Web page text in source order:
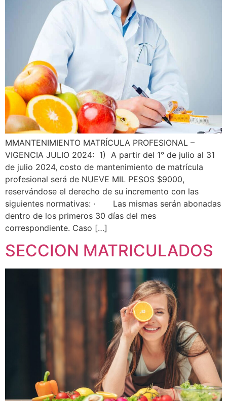
MMANTENIMIENTO MATRÍCULA PROFESIONAL –
VIGENCIA JULIO 2024: 1) A partir del 1° de julio al 31
de julio 2024, costo de mantenimiento de matrícula
profesional será de NUEVE MIL PESOS $9000,
reservándose el derecho de su incremento con las
siguientes normativas: · Las mismas serán abonadas
dentro de los primeros 30 días del mes
correspondiente. Caso […]
SECCION MATRICULADOS